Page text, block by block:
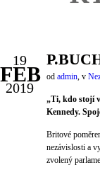
19
FEB
2019
od admin, v
„Ti, kdo stojí
Kennedy.
Britové
nezávislosti a
zvolený